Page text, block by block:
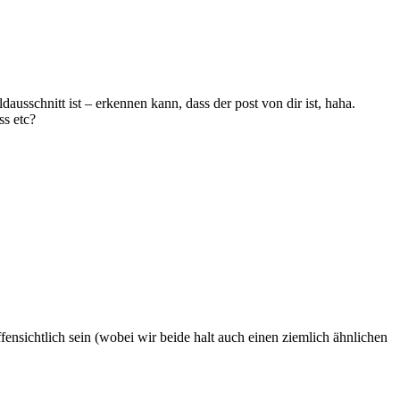
ist – erkennen kann, dass der post von dir ist, haha.
etc?
sein (wobei wir beide halt auch einen ziemlich ähnlichen